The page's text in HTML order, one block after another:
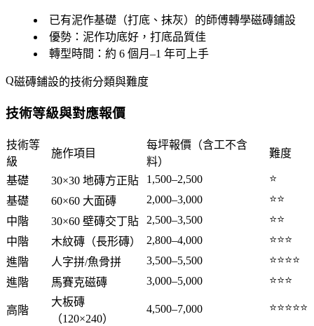
已有泥作基礎（打底、抹灰）的師傅轉學磁磚鋪設
優勢：泥作功底好，打底品質佳
轉型時間：約 6 個月–1 年可上手
磁磚鋪設的技術分類與難度
技術等級與對應報價
技術等
級
施作項目
每坪報價（含工不含
料）
難度
基礎 30×30 地磚方正貼 1,500–2,500
⭐
基礎
60×60 大面磚 2,000–3,000
⭐⭐
中階
30×60 壁磚交丁貼 2,500–3,500
⭐⭐
中階
木紋磚（長形磚） 2,800–4,000
⭐⭐⭐
進階
人字拼/魚骨拼 3,500–5,500
⭐⭐⭐⭐
進階
馬賽克磁磚 3,000–5,000 ⭐⭐⭐
高階
大板磚
（120×240）
4,500–7,000 ⭐⭐⭐⭐⭐